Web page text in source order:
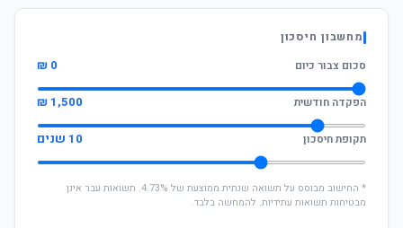
מחשבון חיסכון
סכום צבור כיום
0 ₪
הפקדה חודשית 1,500 ₪
תקופת חיסכון 10 שנים
* החישוב מבוסס על תשואה שנתית ממוצעת של 4.73%. תשואות עבר אינן
מבטיחות תשואות עתידיות. להמחשה בלבד.